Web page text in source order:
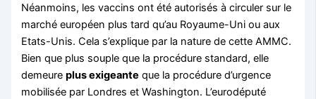
Néanmoins, les vaccins ont été autorisés à circuler sur le
marché européen plus tard qu’au Royaume-Uni ou aux
Etats-Unis. Cela s’explique par la nature de cette AMMC.
Bien que plus souple que la procédure standard, elle
demeureplus exigeante que la procédure d’urgence
mobilisée par Londres et Washington. L’eurodéputé